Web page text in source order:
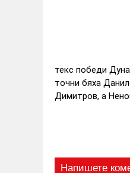
текс победи
точни бяха
Димитров, а
Напишете